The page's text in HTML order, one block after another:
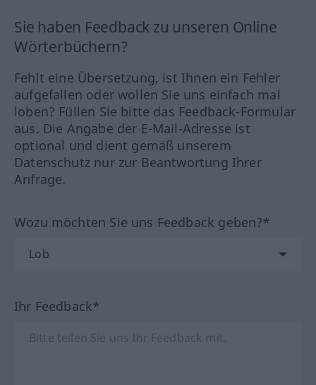
Sie haben Feedback zu unseren Online
Wörterbüchern?
Fehlt eine Übersetzung, ist Ihnen ein Fehler
aufgefallen oder wollen Sie uns einfach mal
loben? Füllen Sie bitte das Feedback-Formular
aus. Die Angabe der E-Mail-Adresse ist
optional und dient gemäß unserem
Datenschutz nur zur Beantwortung Ihrer
Anfrage.
Wozu möchten Sie uns Feedback geben?*
Ihr Feedback*